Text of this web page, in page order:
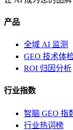
产品
全域 AI 监测
GEO 技术体
ROI 归因分析
行业指数
智脑 GEO 指
行业热词榜